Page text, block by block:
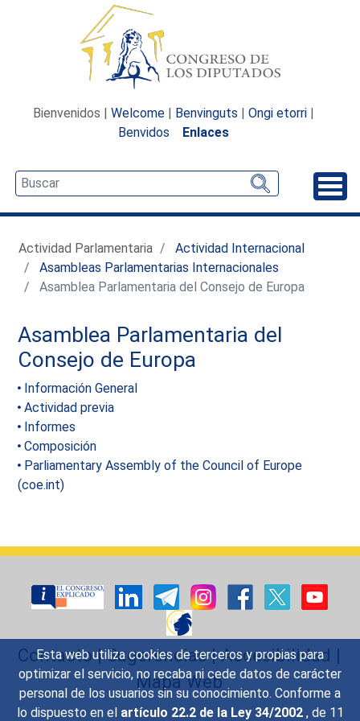
Esta web utiliza cookies de terceros y propias para
optimizar el servicio, no recaba ni cede datos de carácter
personal de los usuarios sin su conocimiento. Conforme a
lo dispuesto en el artículo 22.2 de la Ley 34/2002 , de 11
Bienvenidos | Welcome | Benvinguts | Ongi etorri |
Benvidos
Enlaces
Actividad Parlamentaria
Actividad Internacional
Asambleas Parlamentarias Internacionales
Asamblea Parlamentaria del Consejo de Europa
Asamblea Parlamentaria del
Consejo de Europa
Información General
Actividad previa
Informes
Composición
Parliamentary Assembly of the Council of Europe
(coe.int)
Contacto|Sugerencias|Accesibilidad |
Mapa Web